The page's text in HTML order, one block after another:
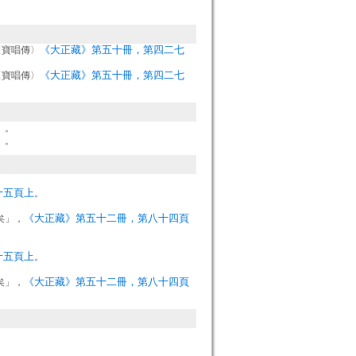
唱傳〉 《大正藏》第五十冊，第四二七
唱傳〉 《大正藏》第五十冊，第四二七
五頁上。
， 《大正藏》第五十二冊，第八十四頁
五頁上。
， 《大正藏》第五十二冊，第八十四頁